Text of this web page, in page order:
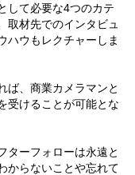
して必要な4つのカテ
取材先でのインタビュ
ハウもレクチャーしま
ば、商業カメラマンと
受けることが可能とな
ターフォローは永遠と
からないことや忘れて